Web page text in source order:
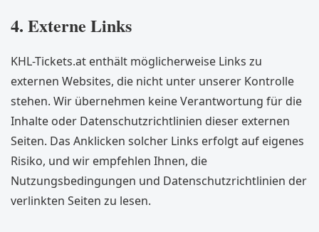
4. Externe Links
KHL-Tickets.at enthält möglicherweise Links zu
externen Websites, die nicht unter unserer Kontrolle
stehen. Wir übernehmen keine Verantwortung für die
Inhalte oder Datenschutzrichtlinien dieser externen
Seiten. Das Anklicken solcher Links erfolgt auf eigenes
Risiko, und wir empfehlen Ihnen, die
Nutzungsbedingungen und Datenschutzrichtlinien der
verlinkten Seiten zu lesen.